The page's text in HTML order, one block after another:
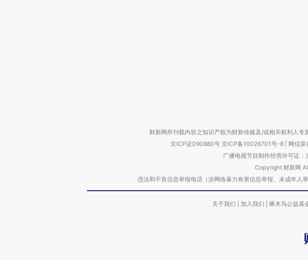
财新网所刊载内容之知识产权为财新传媒及/或相关权利人专
京ICP证090880号 京ICP备10026701号-8 网信
广播电视节目制作经营许可证：
Copyright 财新网
违法和不良信息举报电话（涉网络暴力有害信息举报、未成年
关于我们 加入我们 啄木鸟公益基